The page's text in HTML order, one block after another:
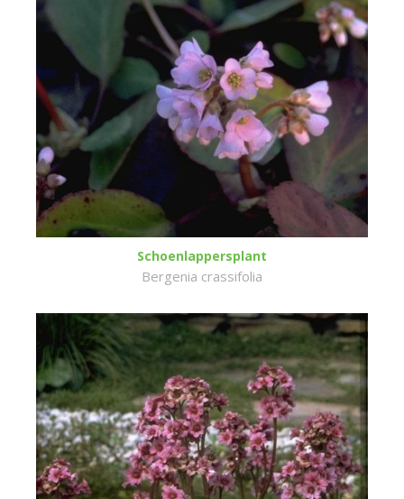
Schoenlappersplant
Bergenia crassifolia